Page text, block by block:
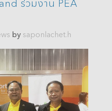
by saponlachet.h